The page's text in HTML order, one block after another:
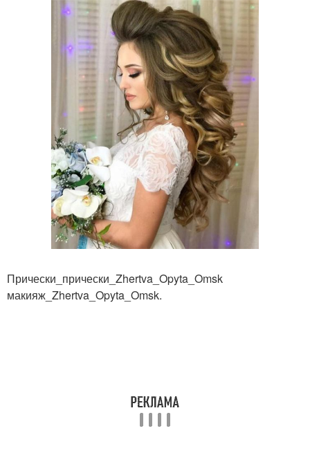
Прически_прически_Zhertva_Opyta_Omsk
макияж_Zhertva_Opyta_Omsk.